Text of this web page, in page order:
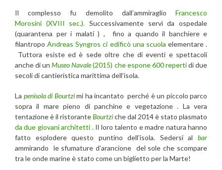
Il complesso fu demolito dall’ammiraglio Francesco
Morosini (XVIII sec.). Successivamente servì da ospedale
(quarantena per i malati ) , fino a quando il banchiere e
filantropoAndreas Syngros ci edificò una scuola elementare .
Tuttora esiste ed è sede oltre che di eventi e spettacoli
anche di unMuseo Navale(2015) che espone 600 repertidi due
secoli di cantieristica marittima dell’isola.
La penisola di Bourtzimi ha incantato perché è un piccolo parco
sopra il mare pieno di panchine e vegetazione . La vera
tentazione è il ristoranteBourtziche dal 2014 è stato plasmato
da due giovani architetti .Il loro talento e madre natura hanno
fatto esplodere questo puntino dell’isola. Sedersi al bar
ammirando le sfumature d’arancione del sole che scompare
tra le onde marine è stato come un biglietto per la Marte!